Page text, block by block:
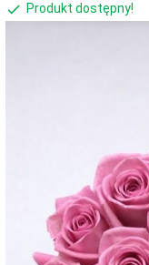
Produkt dostępny!